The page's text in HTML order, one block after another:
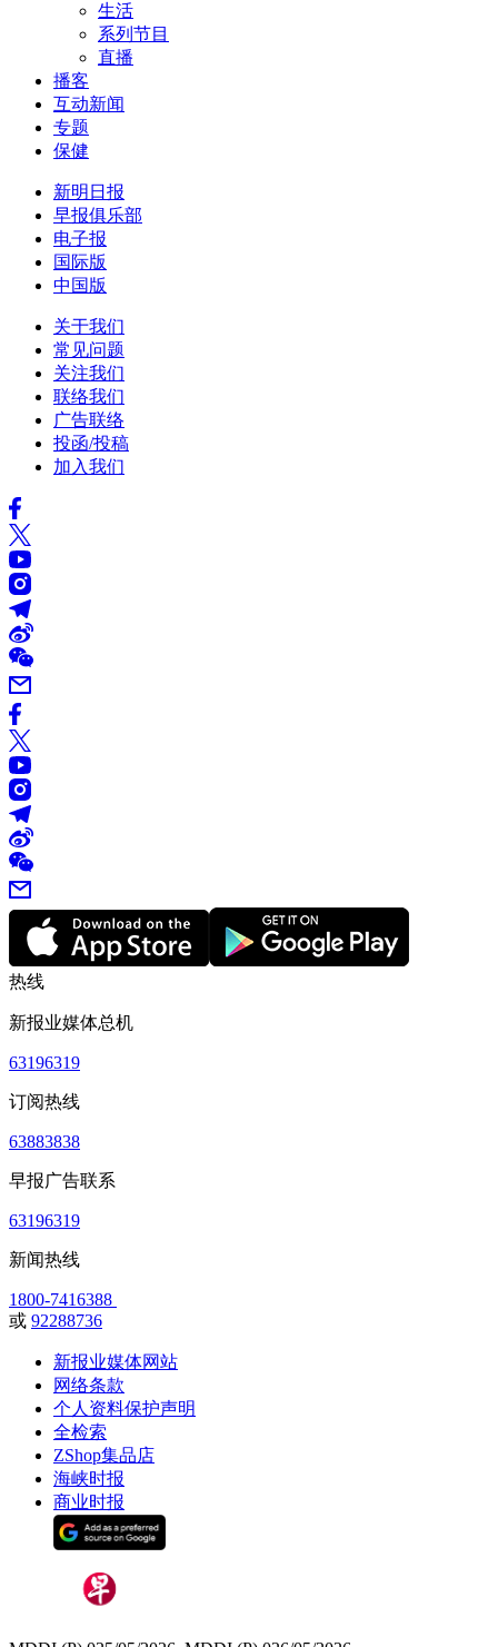
生活
系列节目
直播
播客
互动新闻
专题
保健
新明日报
早报俱乐部
电子报
国际版
中国版
关于我们
常见问题
关注我们
联络我们
广告联络
投函/投稿
加入我们
热线
新报业媒体总机
63196319
订阅热线
63883838
早报广告联系
63196319
新闻热线
1800-7416388
或 92288736
新报业媒体网站
网络条款
个人资料保护声明
全检索
ZShop集品店
海峡时报
商业时报